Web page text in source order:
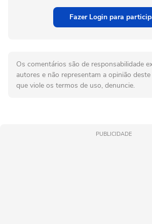
Fazer Login para
Os comentários são de responsabilidade
autores e não representam a opinião
que viole os termos de uso, denuncie.
PUBLICIDADE